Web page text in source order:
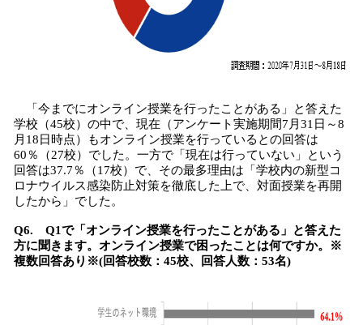
「今までにオンライン授業を行ったことがある」と答えた
学校（45校）の中で、現在（アンケート実施期間7月31日～8
月18日時点）もオンライン授業を行っているとの回答は
60％（27校）でした。一方で「現在は行っていない」という
回答は37.7％（17校）で、その最多理由は「学校内の新型コ
ロナウイルス感染防止対策を徹底した上で、対面授業を再開
したから」でした。
Q6. Q1で「オンライン授業を行ったことがある」と答えた
方に聞きます。オンライン授業で困ったことは何ですか。※
複数回答あり※(回答校数：45校、回答人数：53名)